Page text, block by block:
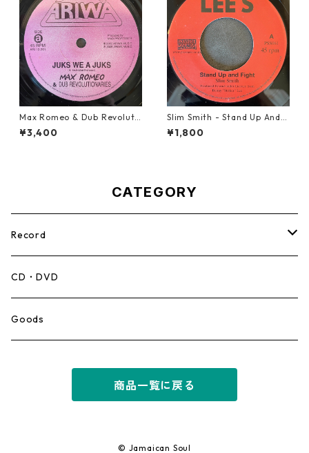
Max Romeo & Dub Revoluti
onaries - Juks We A Juks【1
0-90000】
¥3,400
Slim Smith - Stand Up And F
ight 【7-21832】
¥1,800
CATEGORY
Record
Mento,Calypso,Ballad
Ska
CD・DVD
Goods
商品一覧に戻る
© Jamaican Soul